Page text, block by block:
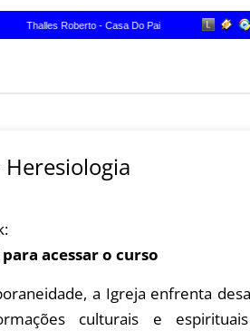
Heresiologia
acessar o curso
a Igreja enfrenta
culturais e